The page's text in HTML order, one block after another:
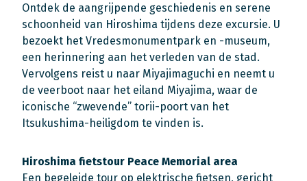
Ontdek de aangrijpende geschiedenis en serene
schoonheid van Hiroshima tijdens deze excursie. U
bezoekt het Vredesmonumentpark en -museum,
een herinnering aan het verleden van de stad.
Vervolgens reist u naar Miyajimaguchi en neemt u
de veerboot naar het eiland Miyajima, waar de
iconische “zwevende” torii-poort van het
Itsukushima-heiligdom te vinden is.
Hiroshima fietstour Peace Memorial area
Een begeleide tour op elektrische fietsen, gericht